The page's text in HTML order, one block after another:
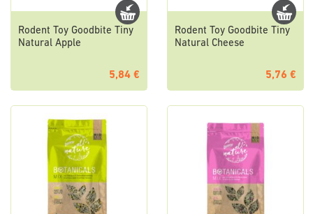
Rodent Toy Goodbite Tiny
Natural Apple
5,84 €
Rodent Toy Goodbite Tiny
Natural Cheese
5,76 €